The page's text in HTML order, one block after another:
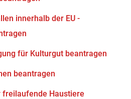
innerhalb der EU -
für Kulturgut beantragen
beantragen
freilaufende Haustiere